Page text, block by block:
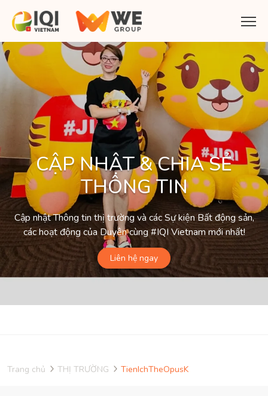
CẬP NHẬT & CHIA SẺ
THÔNG TIN
Cập nhật Thông tin thị trường và các Sự kiện Bất động sản,
các hoạt động của Duyên cùng #IQI Vietnam mới nhất!
Liên hệ ngay
Trang chủ THỊ TRƯỜNG TienIchTheOpusK